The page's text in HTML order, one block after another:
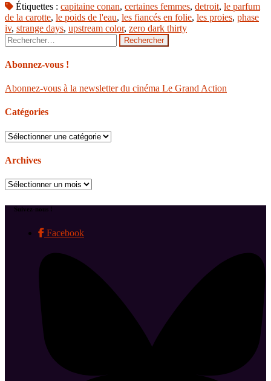
Étiquettes : capitaine conan, certaines femmes, detroit, le parfum
de la carotte, le poids de l'eau, les fiancés en folie, les proies, phase
iv, strange days, upstream color, zero dark thirty
Rechercher :
Abonnez-vous !
Abonnez-vous à la newsletter du cinéma Le Grand Action
Catégories
Catégories
Archives
Archives
Suivez-nous !
Facebook